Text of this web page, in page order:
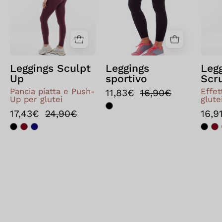
Leggings Sculpt
Up
Pancia piatta e Push-
Up per glutei
17,43€ 24,90€
Leggings
sportivo
11,83€ 16,90€